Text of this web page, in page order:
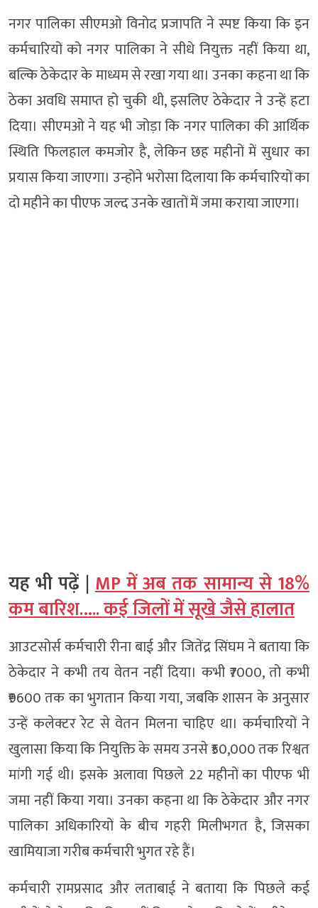
नगर पालिका सीएमओ विनोद प्रजापति ने स्पष्ट किया कि इन
कर्मचारियों को नगर पालिका ने सीधे नियुक्त नहीं किया था,
बल्कि ठेकेदार के माध्यम से रखा गया था। उनका कहना था कि
ठेका अवधि समाप्त हो चुकी थी, इसलिए ठेकेदार ने उन्हें हटा
दिया। सीएमओ ने यह भी जोड़ा कि नगर पालिका की आर्थिक
स्थिति फिलहाल कमजोर है, लेकिन छह महीनों में सुधार का
प्रयास किया जाएगा। उन्होंने भरोसा दिलाया कि कर्मचारियों का
दो महीने का पीएफ जल्द उनके खातों में जमा कराया जाएगा।
यह भी पढ़ें |MP में अब तक सामान्य से 18%
कम बारिश….. कई जिलों में सूखे जैसे हालात
आउटसोर्स कर्मचारी रीना बाई और जितेंद्र सिंघम ने बताया कि
ठेकेदार ने कभी तय वेतन नहीं दिया। कभी ₹7000, तो कभी
₹9600 तक का भुगतान किया गया, जबकि शासन के अनुसार
उन्हें कलेक्टर रेट से वेतन मिलना चाहिए था। कर्मचारियों ने
खुलासा किया कि नियुक्ति के समय उनसे ₹50,000 तक रिश्वत
मांगी गई थी। इसके अलावा पिछले 22 महीनों का पीएफ भी
जमा नहीं किया गया। उनका कहना था कि ठेकेदार और नगर
पालिका अधिकारियों के बीच गहरी मिलीभगत है, जिसका
खामियाजा गरीब कर्मचारी भुगत रहे हैं।
कर्मचारी रामप्रसाद और लताबाई ने बताया कि पिछले कई